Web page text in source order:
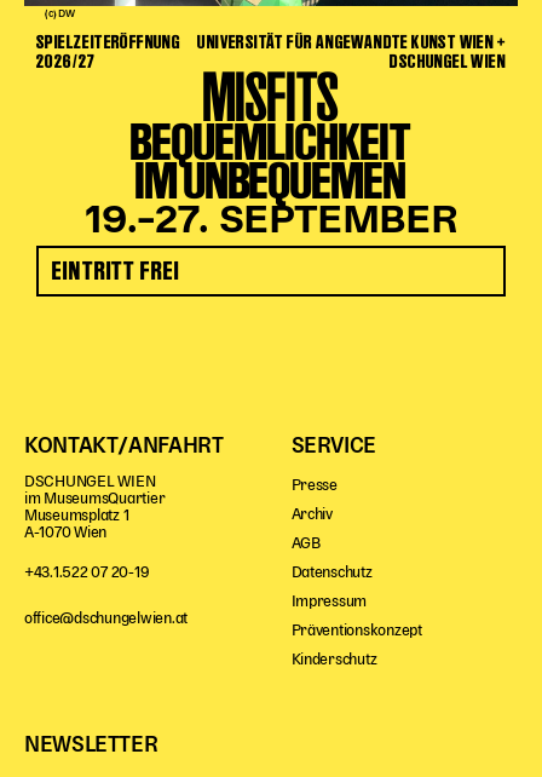
(c) DW
SPIELZEITERÖFFNUNG
2026/27
UNIVERSITÄT FÜR ANGEWANDTE KUNST WIEN +
DSCHUNGEL WIEN
MISFITS
BEQUEMLICHKEIT
IM UNBEQUEMEN
19.–27. SEPTEMBER
EINTRITT FREI
KONTAKT/ANFAHRT
DSCHUNGEL WIEN
im MuseumsQuartier
Museumsplatz 1
A-1070 Wien
+43.1.522 07 20-19
office@dschungelwien.at
SERVICE
Presse
Archiv
AGB
Datenschutz
Impressum
Präventionskonzept
Kinderschutz
NEWSLETTER